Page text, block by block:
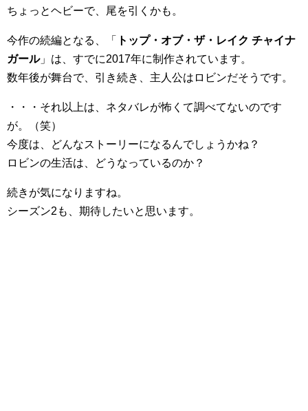
ちょっとヘビーで、尾を引くかも。
今作の続編となる、「
トップ・オブ・ザ・レイク チャイナ
ガール」は、すでに2017年に制作されています。
数年後が舞台で、引き続き、主人公はロビンだそうです。
・・・それ以上は、ネタバレが怖くて調べてないのです
が。（笑）
今度は、どんなストーリーになるんでしょうかね？
ロビンの生活は、どうなっているのか？
続きが気になりますね。
シーズン2も、期待したいと思います。